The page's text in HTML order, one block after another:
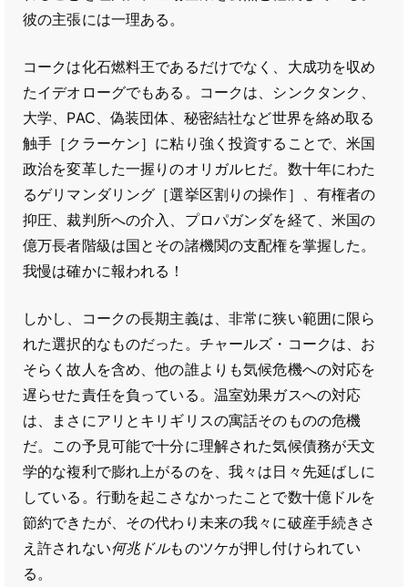
彼の主張には一理ある。
コークは化石燃料王であるだけでなく、大成功を収め
たイデオローグでもある。コークは、シンクタンク、
大学、PAC、偽装団体、秘密結社など世界を絡め取る
触手［クラーケン］に粘り強く投資することで、米国
政治を変革した一握りのオリガルヒだ。数十年にわた
るゲリマンダリング［選挙区割りの操作］、有権者の
抑圧、裁判所への介入、プロパガンダを経て、米国の
億万長者階級は国とその諸機関の支配権を掌握した。
我慢は確かに報われる！
しかし、コークの長期主義は、非常に狭い範囲に限ら
れた選択的なものだった。チャールズ・コークは、お
そらく故人を含め、他の誰よりも気候危機への対応を
遅らせた責任を負っている。温室効果ガスへの対応
は、まさにアリとキリギリスの寓話そのものの危機
だ。この予見可能で十分に理解された気候債務が天文
学的な複利で膨れ上がるのを、我々は日々先延ばしに
している。行動を起こさなかったことで数十億ドルを
節約できたが、その代わり未来の我々に破産手続きさ
え許されない何兆ドルものツケが押し付けられてい
る。